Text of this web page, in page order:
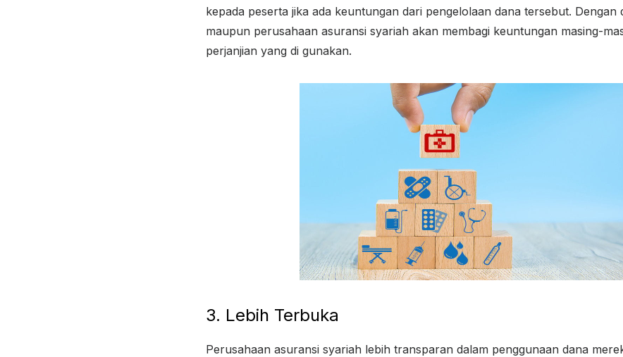
kepada peserta jika ada keuntungan dari pengelolaan dana tersebut. Dengan
maupun perusahaan asuransi syariah akan membagi keuntungan masing-
perjanjian yang di gunakan.
3. Lebih Terbuka
Perusahaan asuransi syariah lebih transparan dalam penggunaan dana